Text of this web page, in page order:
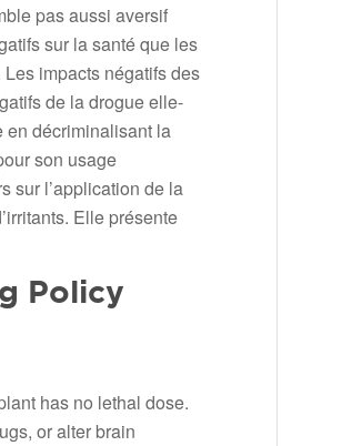
pas aussi aversif
sur la santé que les
impacts négatifs des
de la drogue elle-
en décriminalisant la
son usage
sur l’application de la
Elle présente
Policy
has no lethal dose.
or alter brain